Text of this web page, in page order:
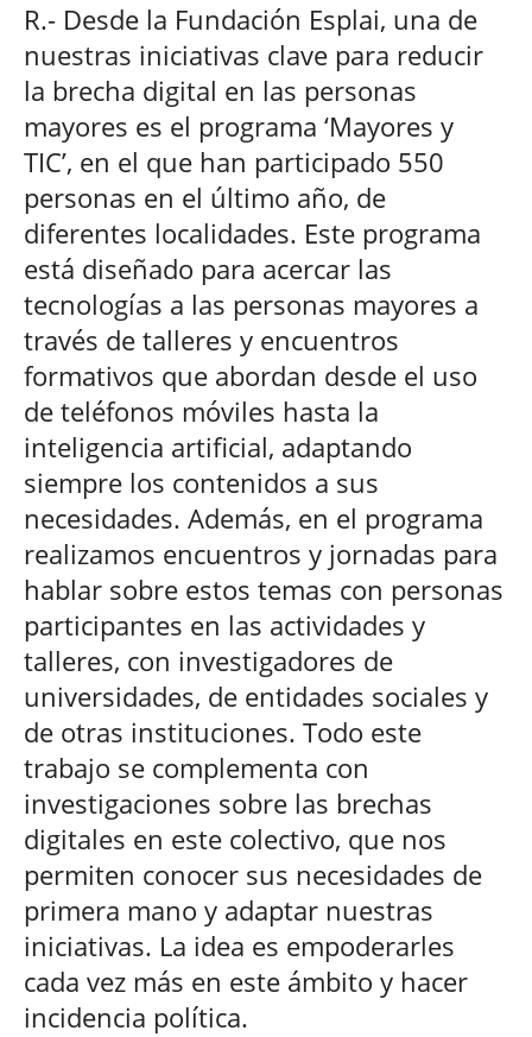
R.- Desde la Fundación Esplai, una de
nuestras iniciativas clave para reducir
la brecha digital en las personas
mayores es el programa ‘Mayores y
TIC’, en el que han participado 550
personas en el último año, de
diferentes localidades. Este programa
está diseñado para acercar las
tecnologías a las personas mayores a
través de talleres y encuentros
formativos que abordan desde el uso
de teléfonos móviles hasta la
inteligencia artificial, adaptando
siempre los contenidos a sus
necesidades. Además, en el programa
realizamos encuentros y jornadas para
hablar sobre estos temas con personas
participantes en las actividades y
talleres, con investigadores de
universidades, de entidades sociales y
de otras instituciones. Todo este
trabajo se complementa con
investigaciones sobre las brechas
digitales en este colectivo, que nos
permiten conocer sus necesidades de
primera mano y adaptar nuestras
iniciativas. La idea es empoderarles
cada vez más en este ámbito y hacer
incidencia política.